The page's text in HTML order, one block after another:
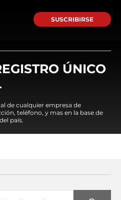
SUSCRIBIRSE
ÚNICO
de cualquier empresa de
teléfono, y mas en la base de
país.